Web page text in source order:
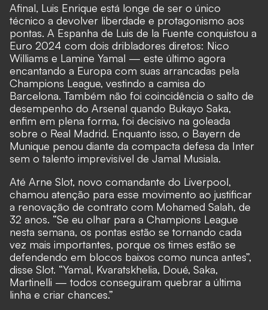
Afinal, Luis Enrique está longe de ser o único
técnico a devolver liberdade e protagonismo aos
pontas. A Espanha de Luis de la Fuente conquistou a
Euro 2024 com dois dribladores diretos: Nico
Williams e Lamine Yamal — este último agora
encantando a Europa com suas arrancadas pela
Champions League, vestindo a camisa do
Barcelona. Também não foi coincidência o salto de
desempenho do Arsenal quando Bukayo Saka,
enfim em plena forma, foi decisivo na goleada
sobre o Real Madrid. Enquanto isso, o Bayern de
Munique penou diante da compacta defesa da Inter
sem o talento imprevisível de Jamal Musiala.
Até Arne Slot, novo comandante do Liverpool,
chamou atenção para esse movimento ao justificar
a renovação de contrato com Mohamed Salah, de
32 anos. “Se eu olhar para a Champions League
nesta semana, os pontas estão se tornando cada
vez mais importantes, porque os times estão se
defendendo em blocos baixos como nunca antes”,
disse Slot. “Yamal, Kvaratskhelia, Doué, Saka,
Martinelli — todos conseguiram quebrar a última
linha e criar chances.”